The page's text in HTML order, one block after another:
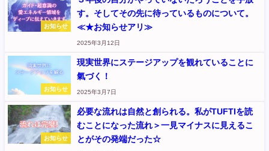
お知らせ
す。そしてその先に待っているものについて。
≪★お知らせアリ≫
2025年3月12日
お知らせ
現実世界にステージアップを観れていることに
氣づく！
2025年3月7日
お知らせ
必要な流れは自然と創られる。私がTUFTIを読
むことになった流れ＞一見マイナスに見えるこ
とがその発端だった☆